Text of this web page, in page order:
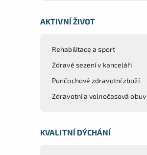
AKTIVNÍ ŽIVOT
Rehabilitace a sport
Zdravé sezení v kanceláři
Punčochové zdravotní zboží
Zdravotní a volnočasová obuv
KVALITNÍ DÝCHÁNÍ